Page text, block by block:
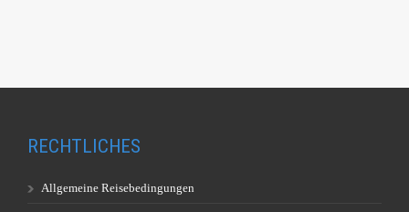
RECHTLICHES
Allgemeine Reisebedingungen